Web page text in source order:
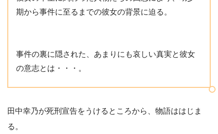
期から事件に至るまでの彼女の背景に迫る。
事件の裏に隠された、あまりにも哀しい真実と彼女
の意志とは・・・。
田中幸乃が死刑宣告をうけるところから、物語ははじま
る。